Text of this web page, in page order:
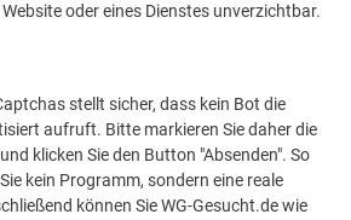
oder eines Dienstes unverzichtbar.
stellt sicher, dass kein Bot die
aufruft. Bitte markieren Sie daher die
klicken Sie den Button "Absenden". So
kein Programm, sondern eine reale
können Sie WG-Gesucht.de wie